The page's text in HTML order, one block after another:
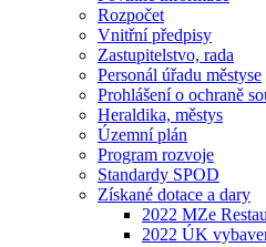
Rozpočet
Vnitřní předpisy
Zastupitelstvo, rada
Personál úřadu městyse
Prohlášení o ochraně
Heraldika, městys
Územní plán
Program rozvoje
Standardy SPOD
Získané dotace a dary
2022 MZe
2022 ÚK